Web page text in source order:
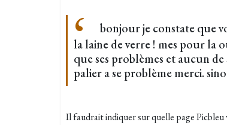
bonjour je constate que
la laine de verre ! mes pour la
que ses problèmes et aucun de
palier a se problème merci.
Il faudrait indiquer sur quelle page Picbleu